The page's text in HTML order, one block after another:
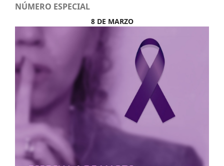
A systematic review on communication for social change
Cuadernos Info,332-354.
10.7764/cdi.55.56201
García R.A.d.F. (2022)
REPORTING IN THE FACE OF DOUBLE VULNERABILITY:
SAFETY OF WOMEN JOURNALISTS IN MEXICO, COLOMBIA
AND HONDURAS (2012-2018).
IC Revista Cientifica De
Informacion Y Comunicacion,
675-702.
Ulloa C. (2022)
Communication Laws in Left-Turning Governments:
Venezuela, Argentina, Bolivia, and Ecuador.
Republicana,
2022
10.21017/rev.repub.2022.v32.a117
NÚMERO ESPECIAL
8 DE MARZO